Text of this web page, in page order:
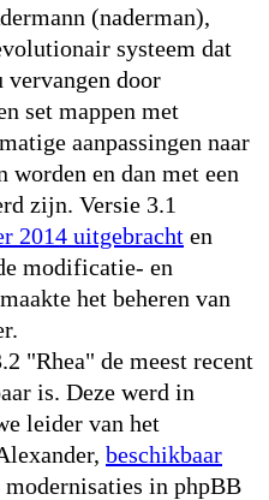
(naderman),
systeem dat
door
set mappen met
aanpassingen naar
worden en dan met een
zijn. Versie 3.1
2014 uitgebracht en
modificatie- en
het beheren van
"Rhea" de meest recent
is. Deze werd in
leider van het
beschikbaar
in phpBB